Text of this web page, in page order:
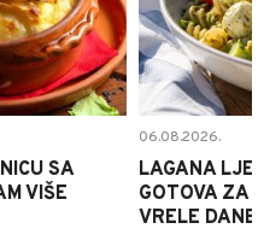
SA
VIŠE
06.08.2026.
LAGANA
GOTOVA ZA
VRELE DANE